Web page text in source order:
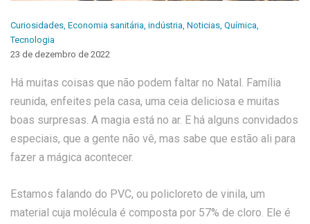
Curiosidades, Economia sanitária, indústria, Noticias, Química,
Tecnologia
23 de dezembro de 2022
Há muitas coisas que não podem faltar no Natal. Família
reunida, enfeites pela casa, uma ceia deliciosa e muitas
boas surpresas. A magia está no ar. E há alguns convidados
especiais, que a gente não vê, mas sabe que estão ali para
fazer a mágica acontecer.
Estamos falando do PVC, ou policloreto de vinila, um
material cuja molécula é composta por 57% de cloro. Ele é